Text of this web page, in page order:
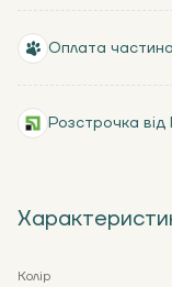
Колір
Оплата
Розстрочка